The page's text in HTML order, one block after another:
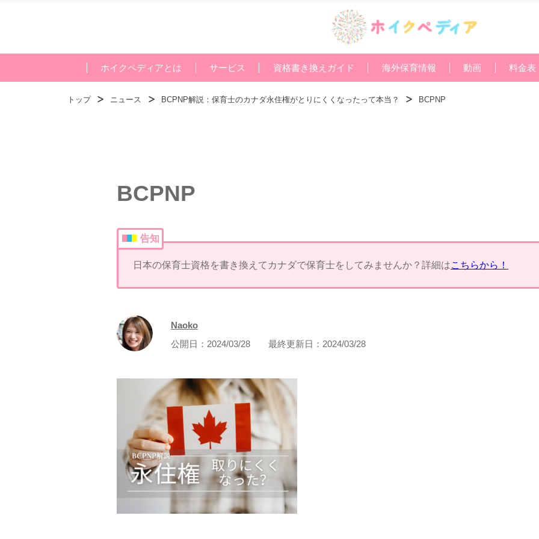
ホイクペディアとは サービス 資格書き換えガイド 海外保育情報 動画 料金表
トップ ニュース BCPNP解説：保育士のカナダ永住権がとりにくくなったって本当？ BCPNP
BCPNP
告知
日本の保育士資格を書き換えてカナダで保育士をしてみませんか？詳細はこちらから！
Naoko
公開日： 2024/03/28 最終更新日： 2024/03/28